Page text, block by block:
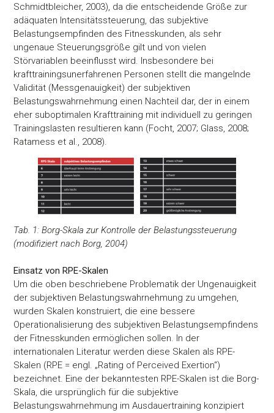
Schmidtbleicher, 2003), da die entscheidende Größe zur
adäquaten Intensitätssteuerung, das subjektive
Belastungsempfinden des Fitnesskunden, als sehr
ungenaue Steuerungsgröße gilt und von vielen
Störvariablen beeinflusst wird. Insbesondere bei
krafttrainingsunerfahrenen Personen stellt die mangelnde
Validität (Messgenauigkeit) der subjektiven
Belastungswahrnehmung einen Nachteil dar, der in einem
eher suboptimalen Krafttraining mit individuell zu geringen
Trainingslasten resultieren kann (Focht, 2007; Glass, 2008;
Ratamess et al., 2008).
Tab. 1: Borg-Skala zur Kontrolle der Belastungssteuerung
(modifiziert nach Borg, 2004)
Einsatz von RPE-Skalen
Um die oben beschriebene Problematik der Ungenauigkeit
der subjektiven Belastungswahrnehmung zu umgehen,
wurden Skalen konstruiert, die eine bessere
Operationalisierung des subjektiven Belastungsempfindens
der Fitnesskunden ermöglichen sollen. In der
internationalen Literatur werden diese Skalen als RPE-
Skalen (RPE = engl. „Rating of Perceived Exertion“)
bezeichnet. Eine der bekanntesten RPE-Skalen ist die Borg-
Skala, die ursprünglich für die subjektive
Belastungswahrnehmung im Ausdauertraining konzipiert